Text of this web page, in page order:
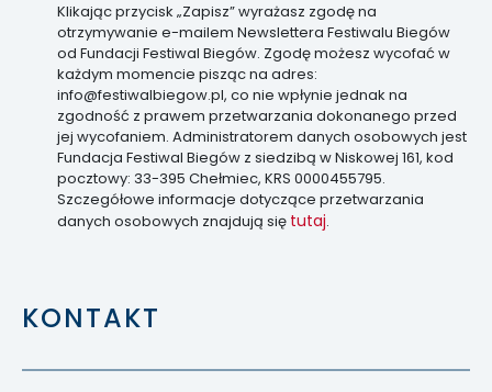
Klikając przycisk „Zapisz” wyrażasz zgodę na
otrzymywanie e-mailem Newslettera Festiwalu Biegów
od Fundacji Festiwal Biegów. Zgodę możesz wycofać w
każdym momencie pisząc na adres:
info@festiwalbiegow.pl, co nie wpłynie jednak na
zgodność z prawem przetwarzania dokonanego przed
jej wycofaniem. Administratorem danych osobowych jest
Fundacja Festiwal Biegów z siedzibą w Niskowej 161, kod
pocztowy: 33-395 Chełmiec, KRS 0000455795.
Szczegółowe informacje dotyczące przetwarzania
danych osobowych znajdują się tutaj.
KONTAKT